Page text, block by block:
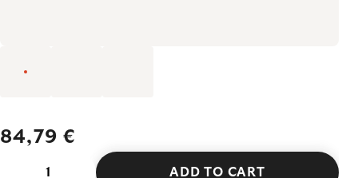
84,79 €
ADD TO CART